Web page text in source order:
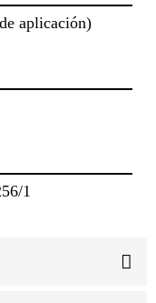
aplicación)
1